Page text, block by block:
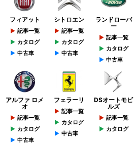
フィアット
記事一覧
カタログ
中古車
シトロエン
記事一覧
カタログ
中古車
ランドローバ
ー
記事一覧
カタログ
中古車
アルファ ロメ
オ
記事一覧
カタログ
中古車
フェラーリ
記事一覧
カタログ
中古車
DSオートモビ
ルズ
記事一覧
カタログ